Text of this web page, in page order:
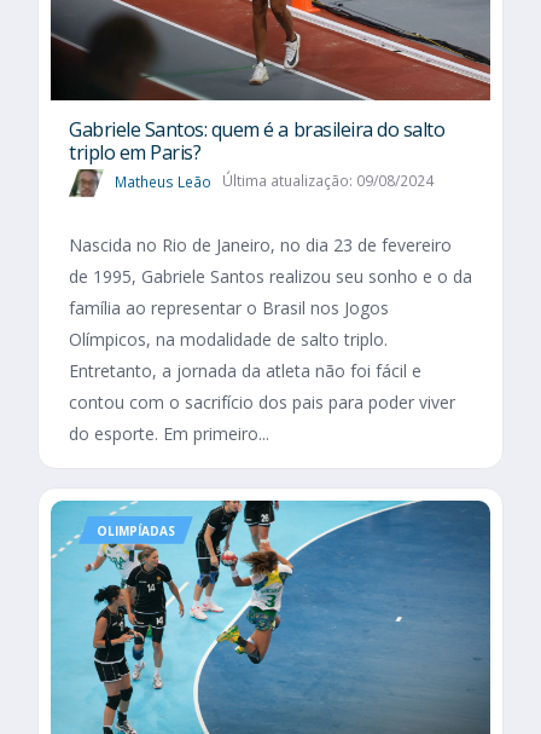
Gabriele Santos: quem é a brasileira do salto
triplo em Paris?
Matheus Leão Última atualização: 09/08/2024
Nascida no Rio de Janeiro, no dia 23 de fevereiro
de 1995, Gabriele Santos realizou seu sonho e o da
família ao representar o Brasil nos Jogos
Olímpicos, na modalidade de salto triplo.
Entretanto, a jornada da atleta não foi fácil e
contou com o sacrifício dos pais para poder viver
do esporte. Em primeiro...
OLIMPÍADAS